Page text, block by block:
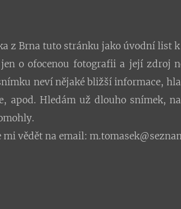
z Brna tuto stránku jako úvodní list
o ofocenou fotografii a její zdroj
neví nějaké bližší informace,
apod. Hledám už dlouho snímek,
vědět na email: